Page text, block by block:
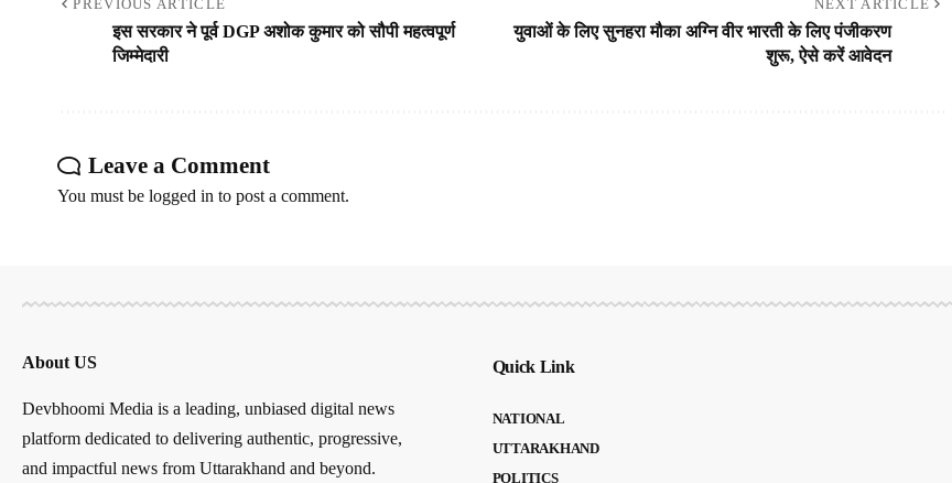
PREVIOUS ARTICLE
इस सरकार ने पूर्व DGP अशोक कुमार को सौपी महत्वपूर्ण
जिम्मेदारी
NEXT ARTICLE
युवाओं के लिए सुनहरा मौका अग्नि वीर भारती के लिए पंजीकरण
शुरू, ऐसे करें आवेदन
Leave a Comment
You must be logged in to post a comment.
About US
Devbhoomi Media is a leading, unbiased digital news
platform dedicated to delivering authentic, progressive,
and impactful news from Uttarakhand and beyond.
Quick Link
NATIONAL
UTTARAKHAND
POLITICS